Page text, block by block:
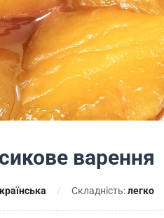
варення
Складність:легко